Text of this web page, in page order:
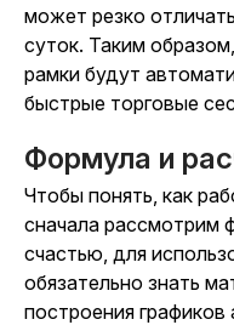
может резко
суток. Таким
рамки будут
быстрые торговые
Формула и
Чтобы понять, как
сначала рассмотрим
счастью, для
обязательно знать
построения